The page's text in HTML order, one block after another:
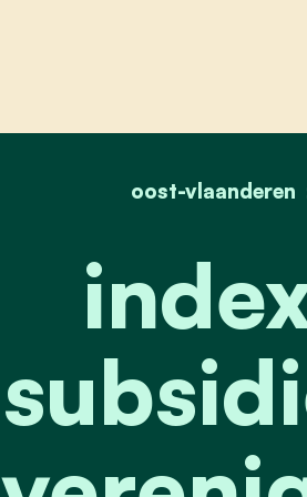
oost-vlaanderen